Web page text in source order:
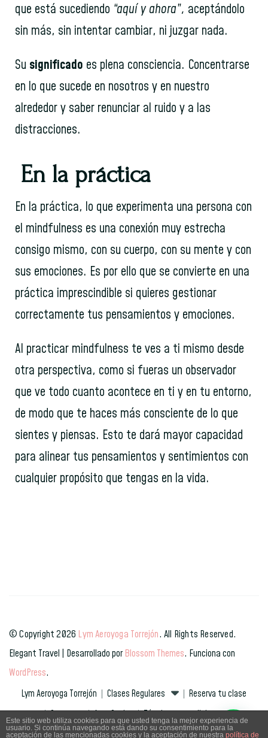
que está sucediendo “aquí y ahora”, aceptándolo
sin más, sin intentar cambiar, ni juzgar nada.
Su significado es plena consciencia. Concentrarse
en lo que sucede en nosotros y en nuestro
alrededor y saber renunciar al ruido y a las
distracciones.
En la práctica
En la práctica, lo que experimenta una persona con
el mindfulness es una conexión muy estrecha
consigo mismo, con su cuerpo, con su mente y con
sus emociones. Es por ello que se convierte en una
práctica imprescindible si quieres gestionar
correctamente tus pensamientos y emociones.
Al practicar mindfulness te ves a ti mismo desde
otra perspectiva, como si fueras un observador
que ve todo cuanto acontece en ti y en tu entorno,
de modo que te haces más consciente de lo que
sientes y piensas. Esto te dará mayor capacidad
para alinear tus pensamientos y sentimientos con
cualquier propósito que tengas en la vida.
© Copyright 2026 Lym Aeroyoga Torrejón. All Rights Reserved.
Elegant Travel | Desarrollado porBlossom Themes. Funciona con
WordPress.
Lym Aeroyoga Torrejón Clases Regulares
Reserva tu clase
Contacto
Area Socios
Términos y condiciones
Talleres y clases especiales
Este sitio web utiliza cookies para que usted tenga la mejor experiencia de
usuario. Si continúa navegando está dando su consentimiento para la
aceptación de las mencionadas cookies y la aceptación de nuestra política de
En qué te puedo ayudar?